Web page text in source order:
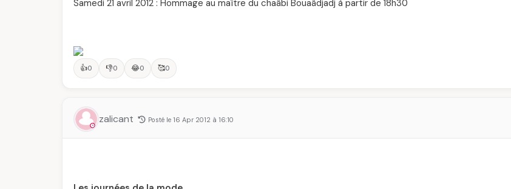
Samedi 21 avril 2012 : Hommage au maître du chaâbi Bouaâdjadj à partir de 18h30
👍0 👎0 😂0 🥰0
zalicant Posté le 16 Apr 2012 à 16:10